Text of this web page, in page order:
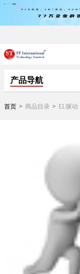
产品导航
首页 > 商品目录 > EL驱动